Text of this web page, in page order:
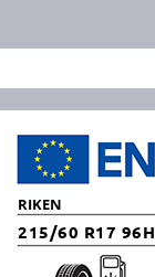
RIKEN
215/60 R17 96H